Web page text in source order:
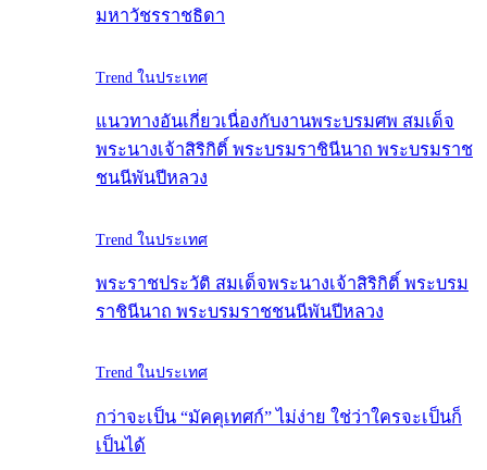
มหาวัชรราชธิดา
Trend ในประเทศ
แนวทางอันเกี่ยวเนื่องกับงานพระบรมศพ สมเด็จ
พระนางเจ้าสิริกิติ์ พระบรมราชินีนาถ พระบรมราช
ชนนีพันปีหลวง
Trend ในประเทศ
พระราชประวัติ สมเด็จพระนางเจ้าสิริกิติ์ พระบรม
ราชินีนาถ พระบรมราชชนนีพันปีหลวง
Trend ในประเทศ
กว่าจะเป็น “มัคคุเทศก์” ไม่ง่าย ใช่ว่าใครจะเป็นก็
เป็นได้